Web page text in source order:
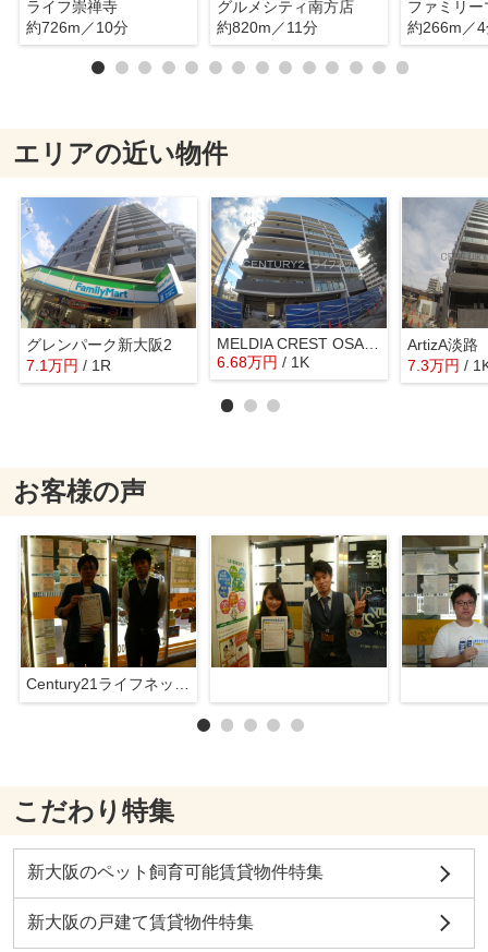
ライフ崇禅寺
約726m／10分
グルメシティ南方店
約820m／11分
約266m／
エリアの近い物件
グレンパーク新大阪2
7.1万円 / 1R
MELDIA CREST OSAKA NORTH
6.68万円 / 1K
ArtizA淡路
7.3万円 /
お客様の声
こだわり特集
新大阪のペット飼育可能賃貸物件特集
新大阪の戸建て賃貸物件特集